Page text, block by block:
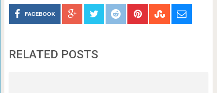
FACEBOOK
RELATED POSTS